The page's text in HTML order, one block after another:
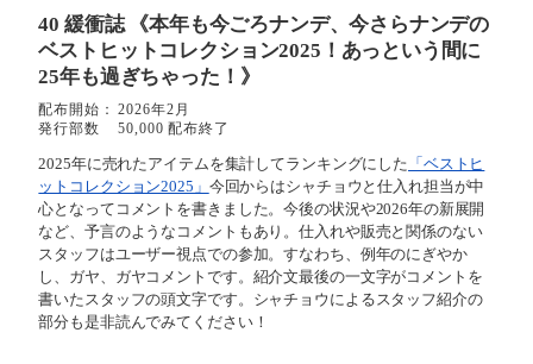
40 緩衝誌《本年も今ごろナンデ、今さらナンデの
ベストヒットコレクション2025！あっという間に
25年も過ぎちゃった！》
配布開始：
2026年2月
発行部数
50,000 配布終了
2025年に売れたアイテムを集計してランキングにした 「ベストヒ
ットコレクション2025」 今回からはシャチョウと仕入れ担当が中
心となってコメントを書きました。今後の状況や2026年の新展開
など、予言のようなコメントもあり。仕入れや販売と関係のない
スタッフはユーザー視点での参加。すなわち、例年のにぎやか
し、ガヤ、ガヤコメントです。紹介文最後の一文字がコメントを
書いたスタッフの頭文字です。シャチョウによるスタッフ紹介の
部分も是非読んでみてください！